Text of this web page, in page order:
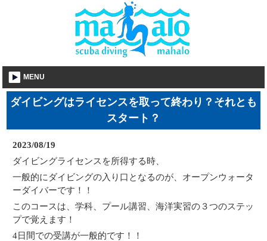
MENU
ダイビングはライセンスを取って終わり？それとも
スタート？
2023/08/19
ダイビングライセンスを所得する時、
一般的にダイビングの入り口となるのが、オープンウォータ
ーダイバーです！！
このコースは、学科、プール講習、海洋実習の３つのステッ
プで覚えます！
4日間での受講が一般的です！！